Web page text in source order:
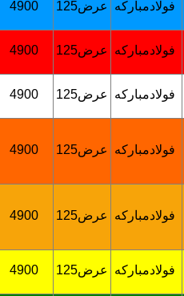
فولادمبارکه عرض125 4900
فولادمبارکه عرض125 4900
فولادمبارکه عرض125 4900
فولادمبارکه عرض125 4900
فولادمبارکه عرض125 4900
فولادمبارکه عرض125 4900